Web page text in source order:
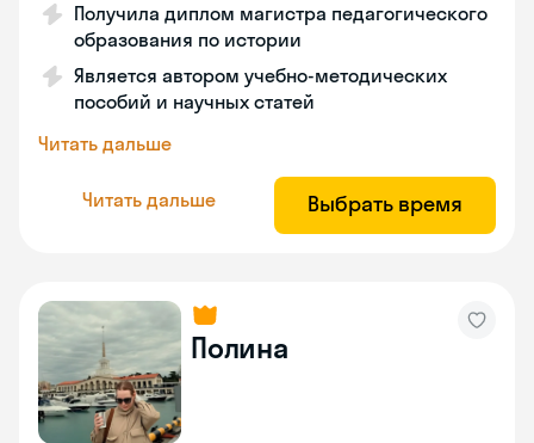
Получила диплом магистра педагогического
образования по истории
Является автором учебно-методических
пособий и научных статей
Читать дальше
Читать дальше Выбрать время
Полина